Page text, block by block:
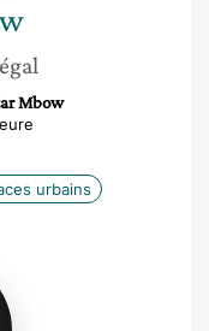
Mbow
urbains